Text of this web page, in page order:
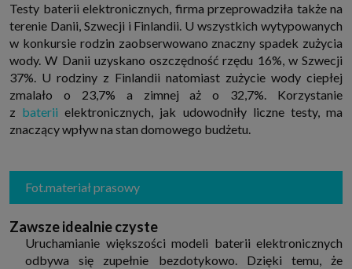
np. cookie lub local storage do zbierania i przetwarzania danych
osobowych w celu personalizowania treści i reklam oraz analizowania
ruchu na stronach, aplikacjach i w Internecie. W ten sposób technologię tę
wykorzystują również podmioty z Grupy SAGIER oraz nasi Zaufani
Partnerzy, którzy także chcą dopasowywać reklamy do Twoich preferencji.
Cookies to dane informatyczne zapisywane w plikach i przechowywane na
Twoim urządzeniu końcowym (tj. twój komputer, tablet, smartphone itp.),
które przeglądarka wysyła do serwera przy każdorazowym wejściu na
stronę z tego urządzenia, podczas gdy odwiedzasz strony w Internecie.
Szczegółową informację na temat plików cookie i ich funkcjonowania
znajdziesz
pod tym linkiem
. Pod tym linkiem znajdziesz także informację
o tym jak zmienić ustawienia przeglądarki, aby ograniczyć lub wyłączyć
Przysługują Ci następujące uprawnienia wobec Twoich danych i ich
Partnerów:
1. Jeśli udzieliłeś zgody na przetwarzanie danych możesz ją w każdej
chwili wycofać (cofnięcie zgody oczywiście nie uchyli zgodności z prawem
przetwarzania już dokonanego na jej podstawie);
Testy baterii elektronicznych, firma przeprowadziła także na
terenie Danii, Szwecji i Finlandii. U wszystkich wytypowanych
w konkursie rodzin zaobserwowano znaczny spadek zużycia
wody. W Danii uzyskano oszczędność rzędu 16%, w Szwecji
37%. U rodziny z Finlandii natomiast zużycie wody ciepłej
zmalało o 23,7% a zimnej aż o 32,7%. Korzystanie
z baterii elektronicznych, jak udowodniły liczne testy, ma
znaczący wpływ na stan domowego budżetu.
Fot.materiał prasowy
Zawsze idealnie czyste
Uruchamianie większości modeli baterii elektronicznych
odbywa się zupełnie bezdotykowo. Dzięki temu, że